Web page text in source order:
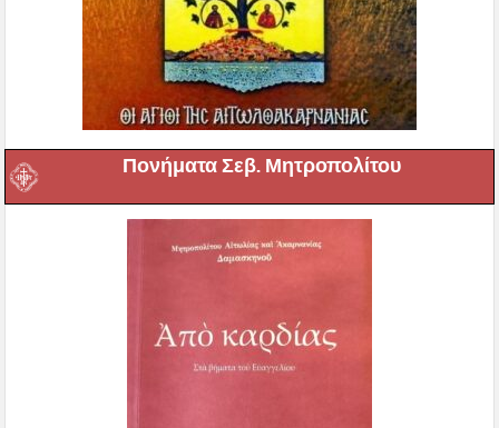
Πονήματα Σεβ. Μητροπολίτου